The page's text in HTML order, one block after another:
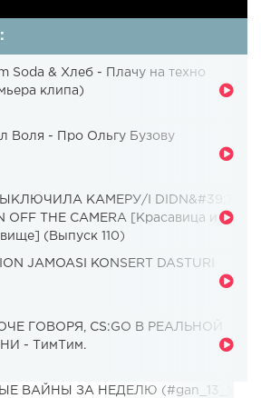
Soda & Хлеб - Плачу на техно
клипа)
Воля - Про Ольгу Бузову
КАМЕРУ/I DIDN&#39;T
OFF THE CAMERA [Красавица и
(Выпуск 110)
JAMOASI KONSERT DASTURI
ГОВОРЯ, CS:GO В РЕАЛЬНОЙ
- ТимТим.
ВАЙНЫ ЗА НЕДЕЛЮ (#gan_13_)